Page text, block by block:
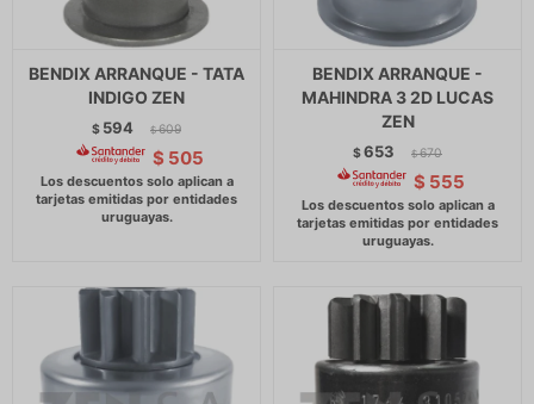
BENDIX ARRANQUE - TATA
INDIGO ZEN
$ 594 $ 609
$ 505
BENDIX ARRANQUE -
MAHINDRA 3 2D LUCAS
ZEN
$653 $ 670
$ 555